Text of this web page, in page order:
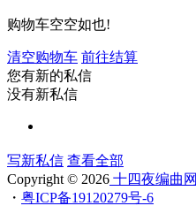
购物车空空如也!
清空购物车 前往结算
您有新的私信
没有新私信
写新私信 查看全部
Copyright © 2026 十四夜编曲网
・ 粤ICP备19120279号-6